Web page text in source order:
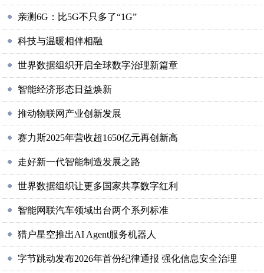
亲测6G：比5G不只多了“1G”
科技与温暖相伴相融
世界数据组织开启全球数字治理新篇章
智能经济形态日益焕新
推动物联网产业创新发展
赛力斯2025年营收超1650亿元再创新高
走好新一代智能制造发展之路
世界数据组织让更多国家共享数字红利
智能网联汽车领域出台两个系列标准
猎户星空推出AI Agent服务机器人
字节跳动发布2026年首份纪律通报 强化信息安全治理